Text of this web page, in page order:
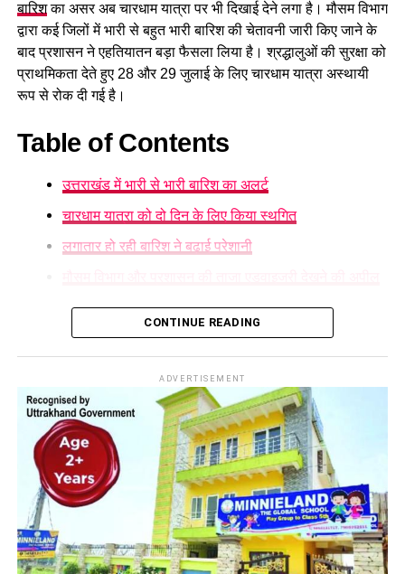
सुरक्षित घाटों पर ही स्नान करें और चेतावनी वाले स्थानों पर जाने से बचें।
बारिशका असर अब चारधाम यात्रा पर भी दिखाई देने लगा है। मौसम विभाग
द्वारा कई जिलों में भारी से बहुत भारी बारिश की चेतावनी जारी किए जाने के
बाद प्रशासन ने एहतियातन बड़ा फैसला लिया है। श्रद्धालुओं की सुरक्षा को
प्राथमिकता देते हुए 28 और 29 जुलाई के लिए चारधाम यात्रा अस्थायी
रूप से रोक दी गई है।
Table of Contents
उत्तराखंड में भारी से भारी बारिश का अलर्ट
चारधाम यात्रा को दो दिन के लिए किया स्थगित
लगातार हो रही बारिश ने बढ़ाई परेशानी
उत्तराखंड में भारी से भारी बारिश का अलर्ट
मौसम विज्ञान केंद्रने प्रदेश के कई हिस्सों में ऑरेंज अलर्ट जारी करते हुए
अगले दो दिनों तक भारी वर्षा, आकाशीय बिजली और फ्लैश फ्लड की आशंका
जताई है। लगातार हो रही बारिश के कारण कई सड़कों को नुकसान पहुंचा
है।
चारधाम यात्रा को दो दिन के लिए किया
स्थगित
चारधाम यात्रा मार्ग पर विभिन्न स्थानों पर भूस्खलन होने से आवाजाही
प्रभावित हुई है। इन्हीं परिस्थितियों को देखते हुए गढ़वाल आयुक्त आनंद
CONTINUE READING
ADVERTISEMENT